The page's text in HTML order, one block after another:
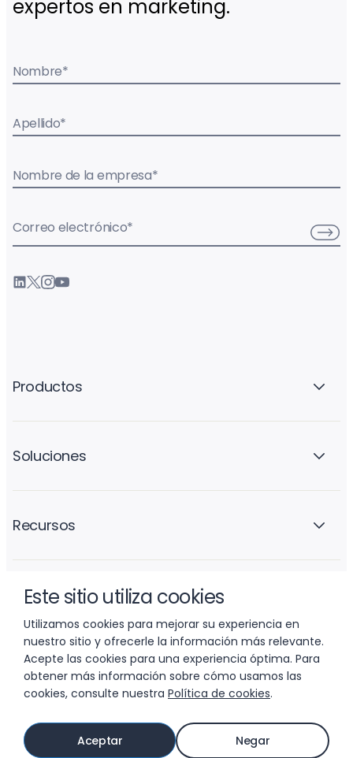
Este sitio utiliza cookies
Utilizamos cookies para mejorar su experiencia en
nuestro sitio y ofrecerle la información más relevante.
Acepte las cookies para una experiencia óptima. Para
obtener más información sobre cómo usamos las
cookies, consulte nuestra Política de cookies.
Aceptar Negar
expertos en marketing.
Nombre*
Apellido*
Nombre de la empresa*
Correo electrónico*
Productos
Soluciones
Recursos
La empresa
© 2026 LIFTOFF, INC.